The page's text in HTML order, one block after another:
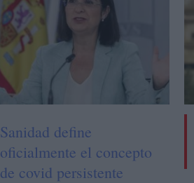
Sanidad define
oficialmente el concepto
de covid persistente